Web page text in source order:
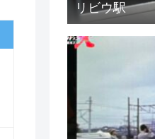
リビウ駅